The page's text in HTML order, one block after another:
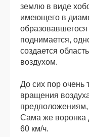
землю в виде
имеющего в
образовавшегося
поднимается,
создается
воздухом.
До сих пор очень
вращения
предположениям,
Сама же воронка
60 км/ч.